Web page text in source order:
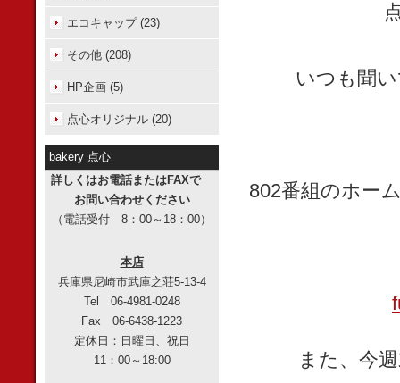
いつも聞
802番組のホー
また、今
エコキャップ (23)
その他 (208)
HP企画 (5)
点心オリジナル (20)
bakery 点心
詳しくはお電話またはFAXで
お問い合わせください
（電話受付 8：00～18：00）
本店
兵庫県尼崎市武庫之荘5-13-4
Tel 06-4981-0248
Fax 06-6438-1223
定休日：日曜日、祝日
11：00～18:00